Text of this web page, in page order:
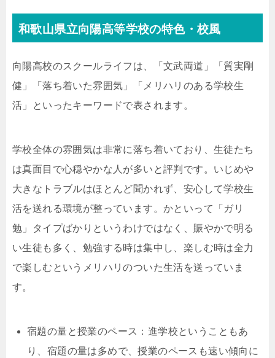
和歌山県立向陽高等学校の特色・校風
向陽高校のスクールライフは、「文武両道」「質実剛
健」「落ち着いた雰囲気」「メリハリのある学校生
活」といったキーワードで表されます。
学校全体の雰囲気は非常に落ち着いており、生徒たち
は真面目で心穏やかな人が多いと評判です。いじめや
大きなトラブルはほとんど聞かれず、安心して学校生
活を送れる環境が整っています。かといって「ガリ
勉」タイプばかりというわけではなく、賑やかで明る
い生徒も多く、勉強する時は集中し、楽しむ時は全力
で楽しむというメリハリのついた生活を送っていま
す。
宿題の量と授業のペース：進学校ということもあ
り、宿題の量は多めで、授業のペースも速い傾向に